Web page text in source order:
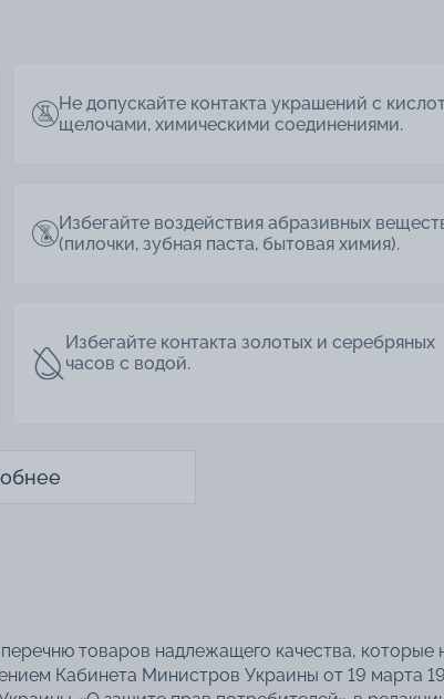
Не допускайте контакта украшений с
щелочами, химическими соединениями.
Избегайте воздействия абразивных
(пилочки, зубная паста, бытовая химия).
Избегайте контакта золотых и серебряных
часов с водой.
товаров надлежащего качества, которые
Кабинета Министров Украины от 19 марта